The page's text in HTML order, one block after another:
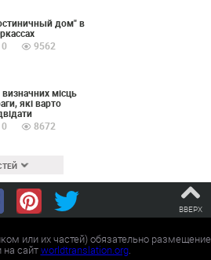
дом" в
0
9562
визначних місць
які варто
0
8672
ВВЕРХ
или их частей) обязательно размещение
на сайтworldtranslation.org.